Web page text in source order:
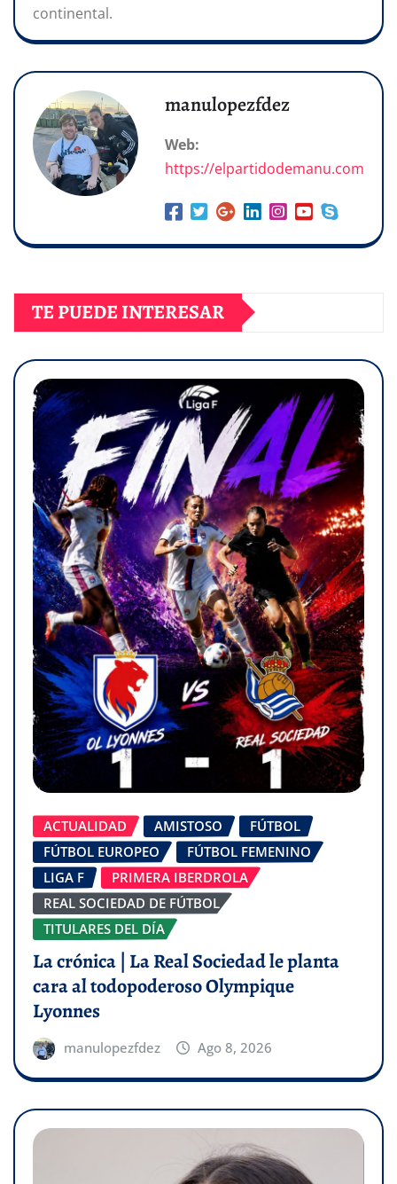
continental.
manulopezfdez
Web:
https://elpartidodemanu.com
TE PUEDE INTERESAR
ACTUALIDAD AMISTOSO
FÚTBOL
FÚTBOL EUROPEO
FÚTBOL FEMENINO
LIGA F
PRIMERA IBERDROLA
REAL SOCIEDAD DE FÚTBOL
TITULARES DEL DÍA
La crónica | La Real Sociedad le planta
cara al todopoderoso Olympique
Lyonnes
manulopezfdez Ago 8, 2026